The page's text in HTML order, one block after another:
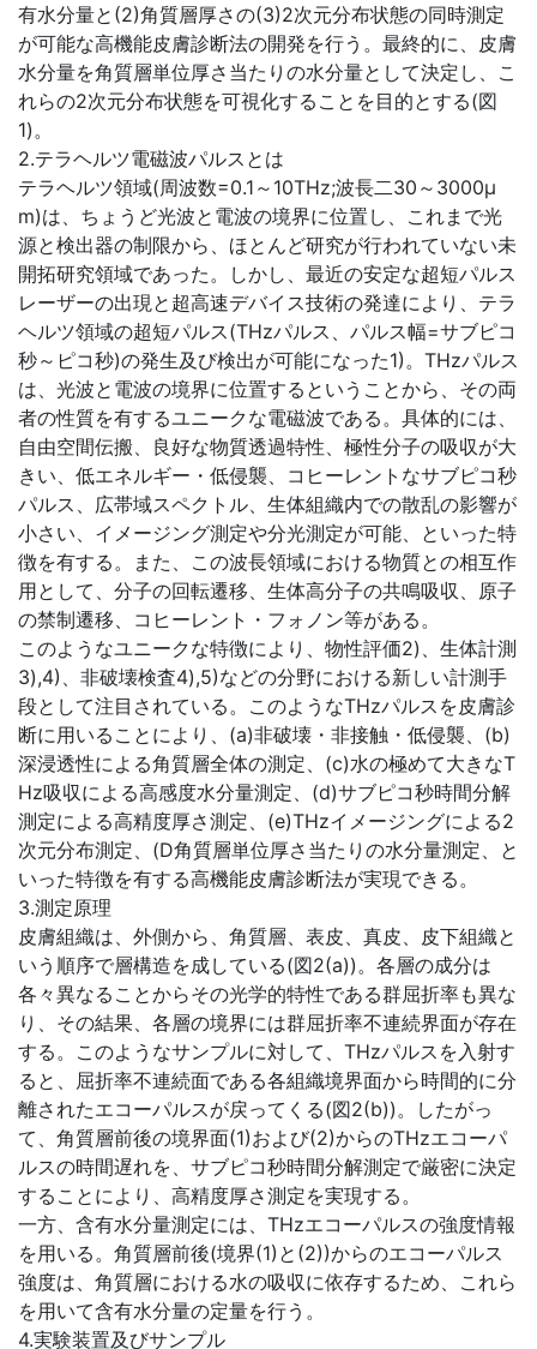
有水分量と(2)角質層厚さの(3)2次元分布状態の同時測定
が可能な高機能皮膚診断法の開発を行う。最終的に、皮膚
水分量を角質層単位厚さ当たりの水分量として決定し、こ
れらの2次元分布状態を可視化することを目的とする(図
1)。
2.テラヘルツ電磁波パルスとは
テラヘルツ領域(周波数=0.1～10THz;波長二30～3000μ
m)は、ちょうど光波と電波の境界に位置し、これまで光
源と検出器の制限から、ほとんど研究が行われていない未
開拓研究領域であった。しかし、最近の安定な超短パルス
レーザーの出現と超高速デバイス技術の発達により、テラ
ヘルツ領域の超短パルス(THzパルス、パルス幅=サブピコ
秒～ピコ秒)の発生及び検出が可能になった1)。THzパルス
は、光波と電波の境界に位置するということから、その両
者の性質を有するユニークな電磁波である。具体的には、
自由空間伝搬、良好な物質透過特性、極性分子の吸収が大
きい、低エネルギー・低侵襲、コヒーレントなサブピコ秒
パルス、広帯域スペクトル、生体組織内での散乱の影響が
小さい、イメージング測定や分光測定が可能、といった特
徴を有する。また、この波長領域における物質との相互作
用として、分子の回転遷移、生体高分子の共鳴吸収、原子
の禁制遷移、コヒーレント・フォノン等がある。
このようなユニークな特徴により、物性評価2)、生体計測
3),4)、非破壊検査4),5)などの分野における新しい計測手
段として注目されている。このようなTHzパルスを皮膚診
断に用いることにより、(a)非破壊・非接触・低侵襲、(b)
深浸透性による角質層全体の測定、(c)水の極めて大きなT
Hz吸収による高感度水分量測定、(d)サブピコ秒時間分解
測定による高精度厚さ測定、(e)THzイメージングによる2
次元分布測定、(D角質層単位厚さ当たりの水分量測定、と
いった特徴を有する高機能皮膚診断法が実現できる。
3.測定原理
皮膚組織は、外側から、角質層、表皮、真皮、皮下組織と
いう順序で層構造を成している(図2(a))。各層の成分は
各々異なることからその光学的特性である群屈折率も異な
り、その結果、各層の境界には群屈折率不連続界面が存在
する。このようなサンプルに対して、THzパルスを入射す
ると、屈折率不連続面である各組織境界面から時間的に分
離されたエコーパルスが戻ってくる(図2(b))。したがっ
て、角質層前後の境界面(1)および(2)からのTHzエコーパ
ルスの時間遅れを、サブピコ秒時間分解測定で厳密に決定
することにより、高精度厚さ測定を実現する。
一方、含有水分量測定には、THzエコーパルスの強度情報
を用いる。角質層前後(境界(1)と(2))からのエコーパルス
強度は、角質層における水の吸収に依存するため、これら
を用いて含有水分量の定量を行う。
4.実験装置及びサンプル